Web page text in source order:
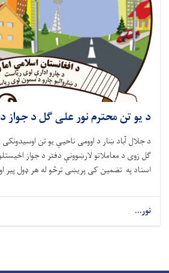
د یو تن محترم نور علی ګل د جواز
د جلال آباد ښار د اوومی ناحیې یو تن
ګل زوی د معاملاتو لارښوونې دفتر د جواز
اسناد په تضمین کی پریښی ترڅو له هر ډول پیر
نور...